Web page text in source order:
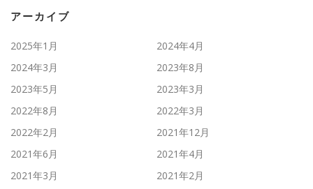
アーカイブ
2025年1月
2024年4月
2024年3月
2023年8月
2023年5月
2023年3月
2022年8月
2022年3月
2022年2月
2021年12月
2021年6月
2021年4月
2021年3月
2021年2月